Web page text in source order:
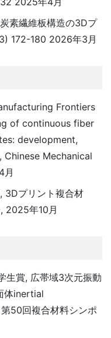
素繊維板構造の3Dプ
172-180 2026年3月
Frontiers
of continuous fiber
development,
Mechanical
月
3Dプリント複合材
2025年10月
生賞, 広帯域3次元振動
体inertial
50回複合材料シンポ